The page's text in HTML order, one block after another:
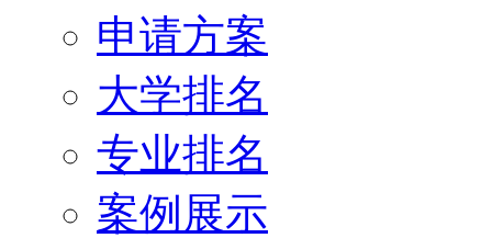
申请方案
大学排名
专业排名
案例展示